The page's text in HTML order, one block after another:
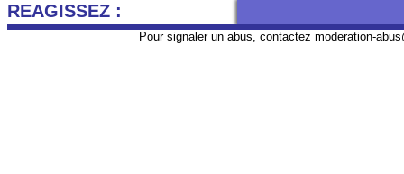
REAGISSEZ :
Pour signaler un abus, contactez moderation-